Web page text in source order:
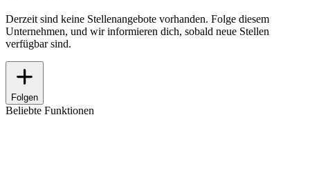
Derzeit sind keine Stellenangebote vorhanden. Folge diesem
Unternehmen, und wir informieren dich, sobald neue Stellen
verfügbar sind.
Folgen
Beliebte Funktionen